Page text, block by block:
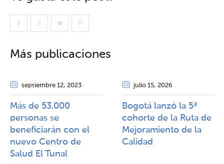
Más publicaciones
septiembre 12, 2023
Más de 53.000
personas se
beneficiarán con el
nuevo Centro de
Salud El Tunal
julio 15, 2026
Bogotá lanzó la 5ª
cohorte de la Ruta de
Mejoramiento de la
Calidad​​